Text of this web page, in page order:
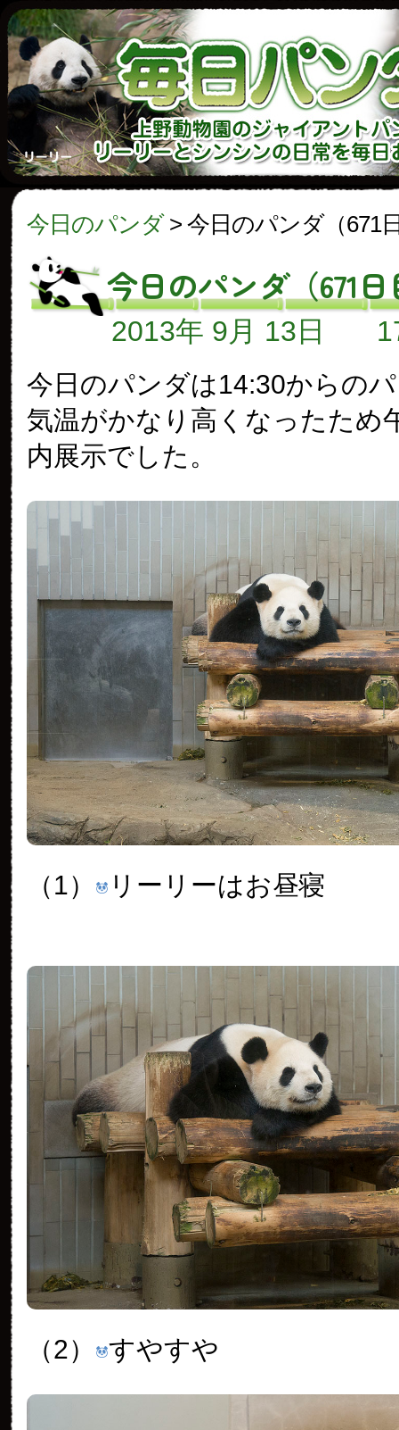
今日のパンダ> 今日のパンダ（671
今日のパンダ（671
2013年 9月 13日
今日のパンダは14:30からの
気温がかなり高くなったため
内展示でした。
（1） リーリーはお昼寝
（2） すやすや